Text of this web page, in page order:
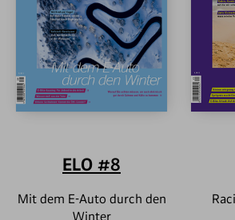
ELO #8
Mit dem E-Auto durch den
Winter